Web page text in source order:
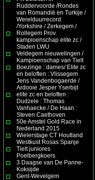
Ruddervoorde /Rondes
van Romandië en Turkije /
Werelduurrecord
/Yorkshire / Zerkegem /
Rollegem Prov.
kampioenschap elite zc /
Staden LWU
Veldegem nieuwelingen /
Kampioenschap van Tielt
Boezinge : dames/ Elite zc
en beloften : Vlissegem
Jens Vandenbogaerde /
Ardooie Jesper Yserbijt
elite zc en beloften :
Dudzele : Thomas
Vanhaecke / De Haan :
Steven Caethoven
50e Amstel Gold Race in
Nederland 2015
Wielerstage CT Houtland
Westkust Rosas Spanje
Tielt juniores
Poelbergkoers
3 Daagse van De Panne-
Koksijde
Gent-Wevelgem